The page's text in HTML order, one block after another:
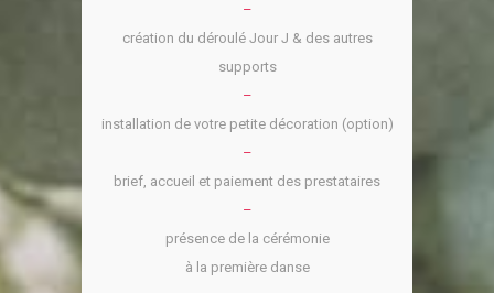
–
création du déroulé Jour J & des autres
supports
–
installation de votre petite décoration (option)
–
brief, accueil et paiement des prestataires
–
présence de la cérémonie
à la première danse